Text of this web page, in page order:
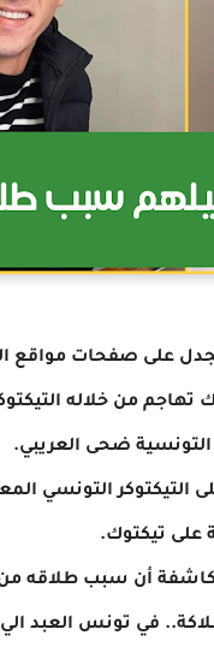
على صفحات مواقع
من خلاله
التونسية ضحى العريبي.
التيكتوكر التونسي
على تيكتوك.
أن سبب طلاقه
في تونس العبد